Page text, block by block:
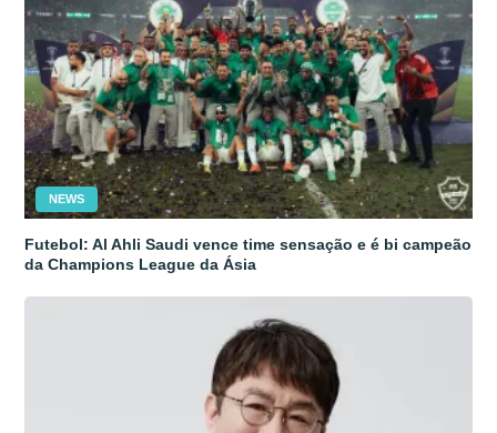
NEWS
Futebol: Al Ahli Saudi vence time sensação e é bi campeão
da Champions League da Ásia